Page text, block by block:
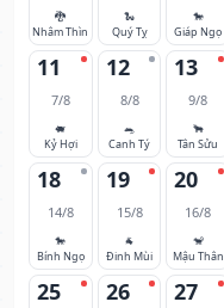
🐉
Nhâm Thìn
🐍
Quý Tỵ
🐎
Giáp Ngọ
11
7/8
🐖
Kỷ Hợi
12
8/8
🐀
Canh Tý
13
9/8
🐂
Tân Sửu
18
14/8
🐎
Bính Ngọ
19
15/8
🐐
Đinh Mùi
20
16/8
🐒
Mậu Thân
25 26 27